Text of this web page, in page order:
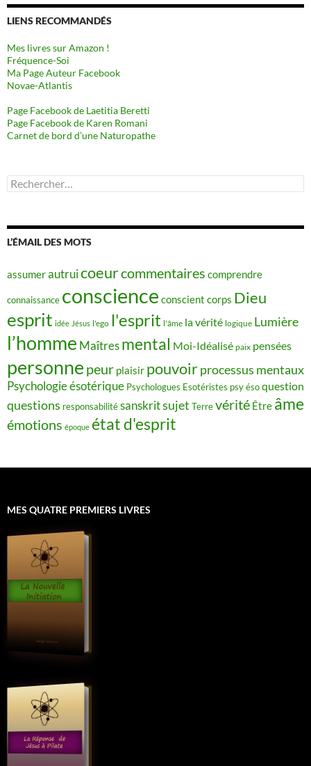
LIENS RECOMMANDÉS
Mes livres sur Amazon !
Fréquence-Soi
Ma Page Auteur Facebook
Novae-Atlantis
Page Facebook de Laetitia Beretti
Page Facebook de Karen Romani
Carnet de bord d’une Naturopathe
Rechercher :
L’ÉMAIL DES MOTS
assumerautruicoeurcommentaires comprendre
connaissance conscience conscient corps Dieu
esprit idée Jésus l'ego l'esprit l'âme la vérité logique Lumière
l’homme Maîtres mental Moi-Idéalisé paix pensées
personne peur plaisir pouvoirprocessus mentaux
Psychologie ésotérique Psychologues Esotéristes psy ésoquestion
questions responsabilitésanskritsujet Terrevérité Être âme
émotions époque état d'esprit
MES QUATRE PREMIERS LIVRES